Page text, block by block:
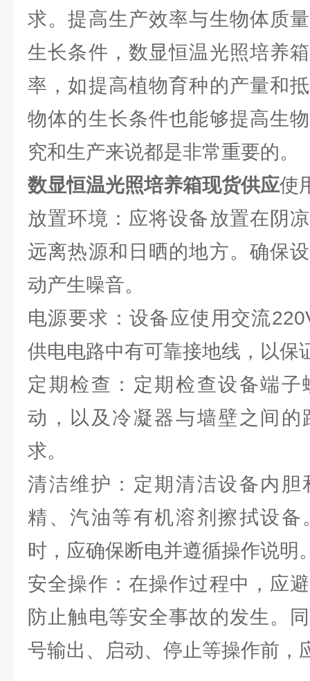
求。提高生产效率与生物体质
生长条件，数显恒温光照培养
率，如提高植物育种的产量和
物体的生长条件也能够提高生
究和生产来说都是非常重要的。
数显恒温光照培养箱现货供应使
放置环境：应将设备放置在阴
远离热源和日晒的地方。确保
动产生噪音。
电源要求：设备应使用交流
供电电路中有可靠接地线，以保
定期检查：定期检查设备端
动，以及冷凝器与墙壁之间的
求。
清洁维护：定期清洁设备内胆
精、汽油等有机溶剂擦拭设备
时，应确保断电并遵循操作说明
安全操作：在操作过程中，应
防止触电等安全事故的发生。
号输出、启动、停止等操作前，